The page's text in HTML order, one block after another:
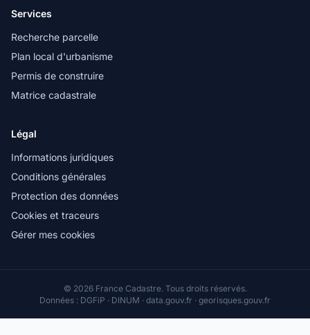
Services
Recherche parcelle
Plan local d'urbanisme
Permis de construire
Matrice cadastrale
Légal
Informations juridiques
Conditions générales
Protection des données
Cookies et traceurs
Gérer mes cookies
© 2026 France Cadastre. Tous droits réservés.
Données : DGFiP · DINUM · data.gouv.fr · georisques.gouv.fr